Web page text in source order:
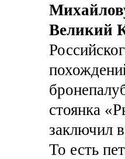
Великий
стоянка
заключил
То есть